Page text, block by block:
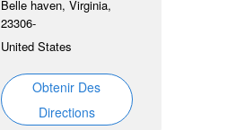
Belle haven, Virginia,
23306-
United States
Obtenir Des
Directions